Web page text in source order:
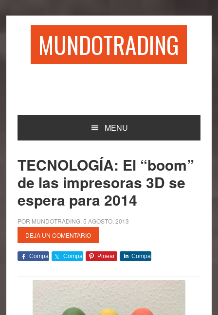
MUNDOTRADING
MENU
TECNOLOGÍA: El “boom”
de las impresoras 3D se
espera para 2014
POR MUNDOTRADING. 5 AGOSTO, 2013
DEJA UN COMENTARIO
Comparte Comparte Pinear Comparte